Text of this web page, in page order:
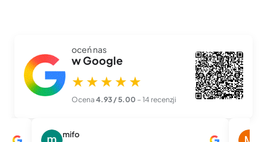
oceń nas
w Google
★★★★★
Ocena 4.93 / 5.00 – 14 recenzji
mifo